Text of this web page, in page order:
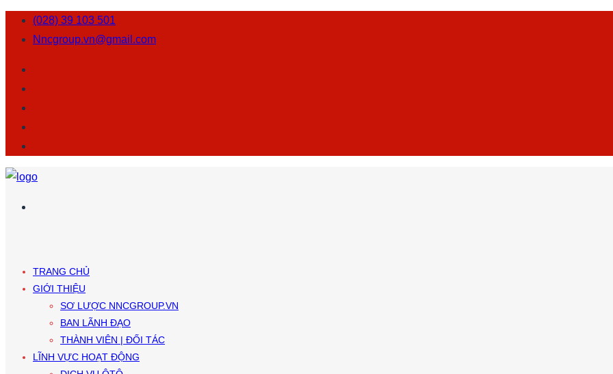
(028) 39 103 501
Nncgroup.vn@gmail.com
TRANG CHỦ
GIỚI THIỆU
SƠ LƯỢC NNCGROUP.VN
BAN LÃNH ĐẠO
THÀNH VIÊN | ĐỐI TÁC
LĨNH VỰC HOẠT ĐỘNG